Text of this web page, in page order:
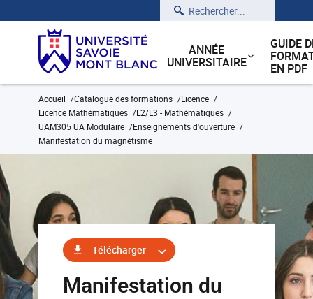
Rechercher
ANNÉE
UNIVERSITAIRE
GUIDE
EN PDF
Accueil Catalogue des formations
Licence
Licence Mathématiques
L2/L3 - Mathématiques
UAM305 UA Modulaire
Enseignements d'ouverture
Manifestation du magnétisme
Télécharger
Manifestation du